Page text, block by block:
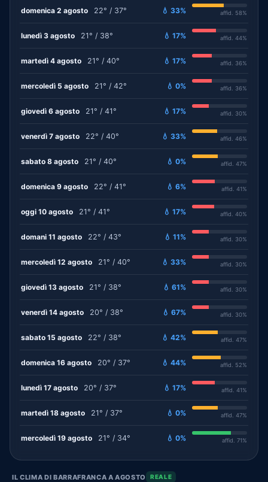
domenica 2 agosto 22° / 37° 💧 33% affid. 58%
lunedì 3 agosto 21° / 38° 💧 17% affid. 44%
martedì 4 agosto 21° / 40° 💧 17% affid. 36%
mercoledì 5 agosto 21° / 42° 💧 0% affid. 36%
giovedì 6 agosto 21° / 41° 💧 17% affid. 30%
venerdì 7 agosto 22° / 40° 💧 33% affid. 46%
sabato 8 agosto 21° / 40° 💧 0% affid. 47%
domenica 9 agosto 22° / 41° 💧 6% affid. 41%
oggi 10 agosto 21° / 41° 💧 17% affid. 40%
domani 11 agosto 22° / 43° 💧 11% affid. 30%
mercoledì 12 agosto 21° / 40° 💧 33% affid. 30%
giovedì 13 agosto 21° / 38° 💧 61% affid. 30%
venerdì 14 agosto 20° / 38° 💧 67% affid. 30%
sabato 15 agosto 22° / 38° 💧 42% affid. 47%
domenica 16 agosto 20° / 37° 💧 44% affid. 52%
lunedì 17 agosto 20° / 37° 💧 17% affid. 41%
martedì 18 agosto 21° / 37° 💧 0% affid. 47%
mercoledì 19 agosto 21° / 34° 💧 0% affid. 71%
IL CLIMA DI BARRAFRANCA A AGOSTO REALE